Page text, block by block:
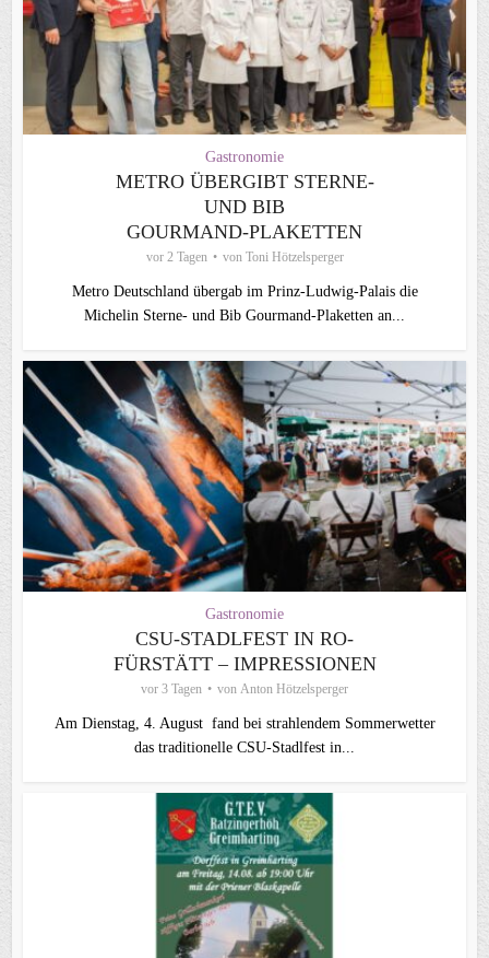
Gastronomie
METRO ÜBERGIBT STERNE-
UND BIB
GOURMAND‑PLAKETTEN
vor 2 Tagen von Toni Hötzelsperger
Metro Deutschland übergab im Prinz-Ludwig-Palais die
Michelin Sterne- und Bib Gourmand-Plaketten an...
Gastronomie
CSU-STADLFEST IN RO-
FÜRSTÄTT – IMPRESSIONEN
vor 3 Tagen von Anton Hötzelsperger
Am Dienstag, 4. August fand bei strahlendem Sommerwetter
das traditionelle CSU-Stadlfest in...